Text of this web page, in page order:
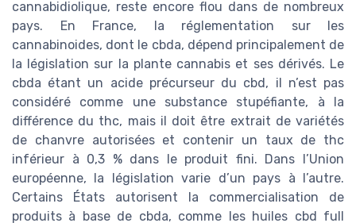
cannabidiolique, reste encore flou dans de nombreux
pays. En France, la réglementation sur les
cannabinoides, dont le cbda, dépend principalement de
la législation sur la plante cannabis et ses dérivés. Le
cbda étant un acide précurseur du cbd, il n’est pas
considéré comme une substance stupéfiante, à la
différence du thc, mais il doit être extrait de variétés
de chanvre autorisées et contenir un taux de thc
inférieur à 0,3 % dans le produit fini. Dans l’Union
européenne, la législation varie d’un pays à l’autre.
Certains États autorisent la commercialisation de
produits à base de cbda, comme les huiles cbd full